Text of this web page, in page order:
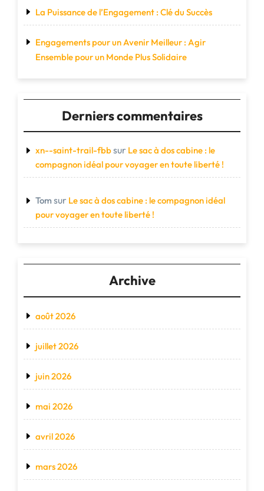
La Puissance de l’Engagement : Clé du Succès
Engagements pour un Avenir Meilleur : Agir
Ensemble pour un Monde Plus Solidaire
Derniers commentaires
xn--saint-trail-fbbsur Le sac à dos cabine : le
compagnon idéal pour voyager en toute liberté !
Tom sur Le sac à dos cabine : le compagnon idéal
pour voyager en toute liberté !
Archive
août 2026
juillet 2026
juin 2026
mai 2026
avril 2026
mars 2026